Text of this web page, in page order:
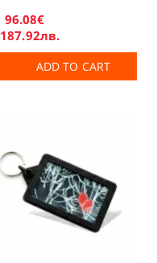
96.08€
187.92лв.
ADD TO CART